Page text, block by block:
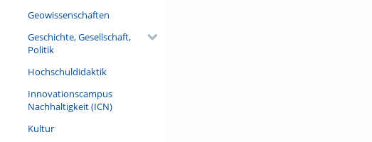
Geowissenschaften
Geschichte, Gesellschaft,
Politik
Hochschuldidaktik
Innovationscampus
Nachhaltigkeit (ICN)
Kultur